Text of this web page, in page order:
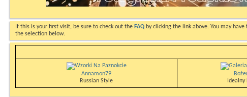
If this is your first visit, be sure to check out the FAQ by clicking the link above. You may have
the selection below.
Annamon79
Russian Style
Idealny